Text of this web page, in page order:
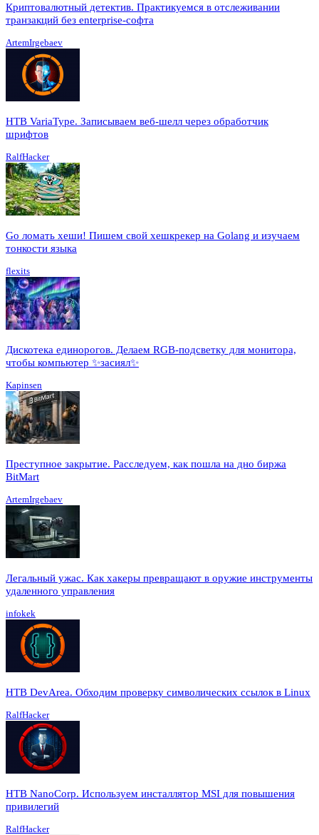
Криптовалютный детектив. Практикуемся в отслеживании
транзакций без enterprise-софта
ArtemIrgebaev
HTB VariaType. Записываем веб-шелл через обработчик
шрифтов
RalfHacker
Go ломать хеши! Пишем свой хешкрекер на Golang и изучаем
тонкости языка
flexits
Дискотека единорогов. Делаем RGB-подсветку для монитора,
чтобы компьютер ✨засиял✨
Kapinsen
Преступное закрытие. Расследуем, как пошла на дно биржа
BitMart
ArtemIrgebaev
Легальный ужас. Как хакеры превращают в оружие инструменты
удаленного управления
infokek
HTB DevArea. Обходим проверку символических ссылок в Linux
RalfHacker
HTB NanoCorp. Используем инсталлятор MSI для повышения
привилегий
RalfHacker